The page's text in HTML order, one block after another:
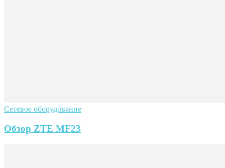
Сетевое оборудование
Обзор ZTE MF23